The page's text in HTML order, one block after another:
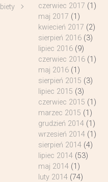
czerwiec 2017 (1)
maj 2017 (1)
kwiecień 2017 (2)
sierpień 2016(3)
lipiec 2016(9)
czerwiec 2016(1)
maj 2016(1)
sierpień 2015 (3)
lipiec 2015 (3)
czerwiec 2015 (1)
marzec 2015 (1)
grudzień 2014(1)
wrzesień 2014(1)
sierpień 2014(4)
lipiec 2014(53)
maj 2014(1)
luty 2014(74)